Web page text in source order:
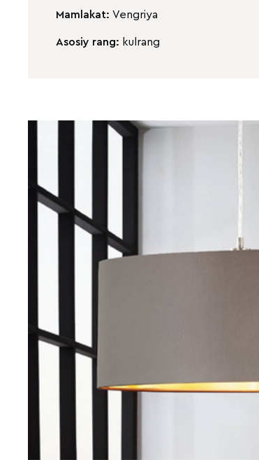
Mamlakat: Vengriya
Asosiy rang: kulrang